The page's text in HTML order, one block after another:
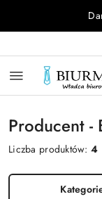
Przejdź do
Przejdź do
Przejdź do
Przejdź do
Przejdź do
Producent -
Liczba produktów:4